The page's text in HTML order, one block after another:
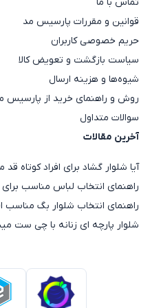
ساحلی، استایلی شاداب و
بلوز گپ زنانه:بلوز گپ زنانه
در روزهای سرد سال برای
زمستانی بسیار کاربرد دارند.
بلوز زمستانه زنانه:
ضخیم‌تری مانند موهر،
برای روزهای سرد همراه با
انواع بلوز زنانه بر اساس
بلوزهای زنانه بسته به فصل
مانند نخی، حریر، گیپور،
استفاده روزمره بسیار
پارچه‌های حریر و کرپ برای
قوانین و مقررات پارسیس مد
حریم خصوصی کاربران
سیاست بازگشت و تعویض کالا
شیوه‌ها و هزینه ارسال
روش و راهنمای خرید از پارسیس
سوالات متداول
آخرین مقالات
آیا شلوار گشاد برای افراد کوتاه
راهنمای انتخاب لباس مناسب
راهنمای انتخاب شلوار بگ مناسب
شلوار پارچه ای زنانه با چی ست